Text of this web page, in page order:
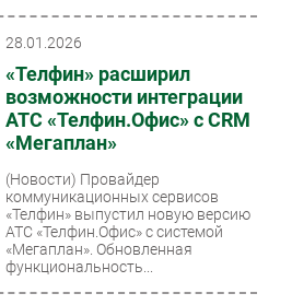
28.01.2026
«Телфин» расширил
возможности интеграции
АТС «Телфин.Офис» с CRM
«Мегаплан»
(Новости) Провайдер
коммуникационных сервисов
«Телфин» выпустил новую версию
АТС «Телфин.Офис» с системой
«Мегаплан». Обновленная
функциональность...